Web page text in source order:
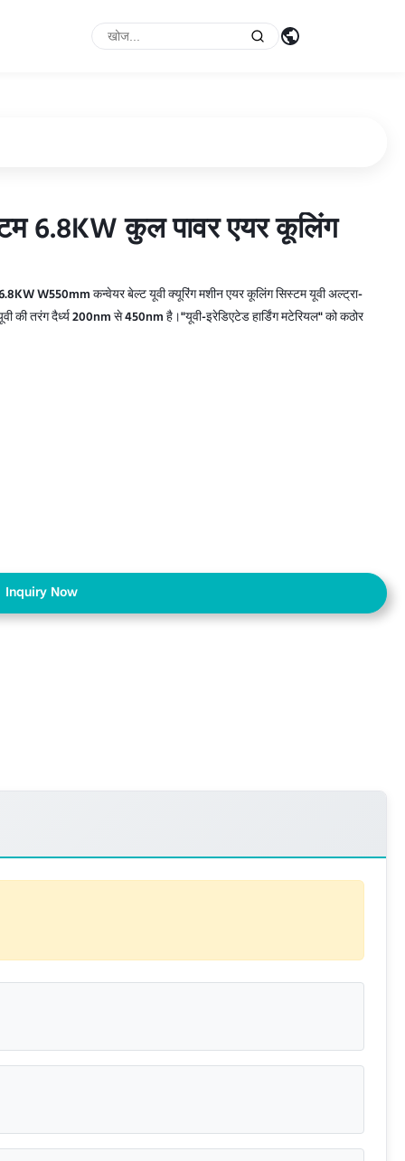
6.8KW कुल पावर एयर कूलिंग
6.8KW कुल पावर एयर कूलिंग
W550mm कन्वेयर बेल्ट यूवी क्यूरिंग मशीन एयर कूलिंग सिस्टम यूवी अल्ट्रा-
की तरंग दैर्ध्य 200nm से 450nm है।"यूवी-इरेडिएटेड हार्डिंग मटेरियल" को कठोर
Inquiry Now